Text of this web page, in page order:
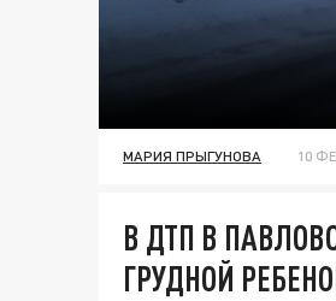
МАРИЯ ПРЫГУНОВА 10
В ДТП В
ГРУДНОЙ